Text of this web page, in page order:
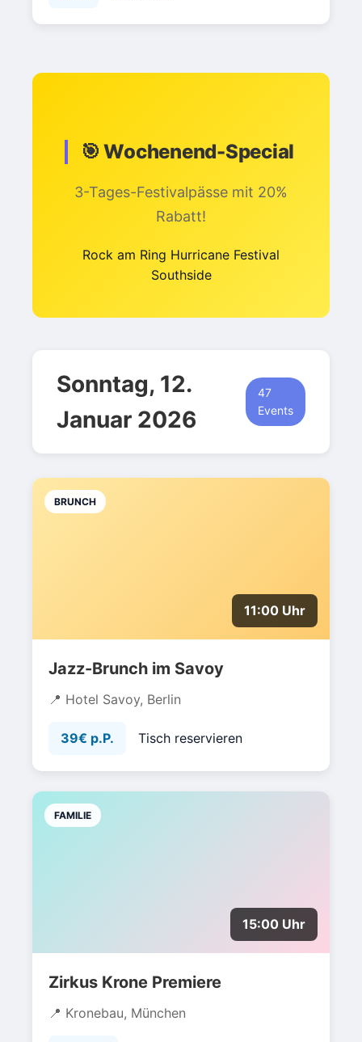
🎯 Wochenend-Special
3-Tages-Festivalpässe mit 20%
Rabatt!
Rock am Ring Hurricane Festival
Southside
Sonntag, 12.
Januar 2026
47
Events
BRUNCH
11:00 Uhr
Jazz-Brunch im Savoy
Hotel Savoy, Berlin
39€ p.P. Tisch reservieren
FAMILIE
15:00 Uhr
Zirkus Krone Premiere
Kronebau, München